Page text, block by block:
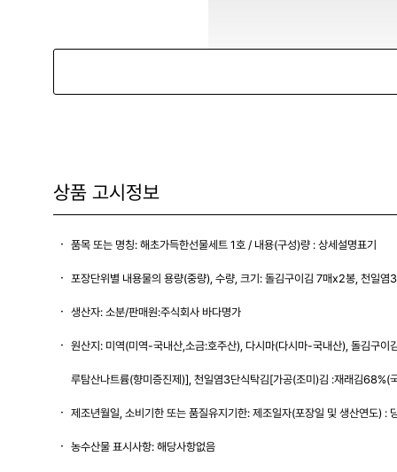
상품 고시정보
품목 또는 명칭: 해초가득한선물세트 1호 / 내용(구성)량 : 상세설명표기
포장단위별 내용물의 용량(중량), 수량, 크기: 돌김구이김 7매x2봉, 천
생산자: 소분/판매원:주식회사 바다명가
원산지: 미역(미역-국내산,소금:호주산), 다시마(다시마-국내산), 돌김구
루탐산나트륨(향미증진제)], 천일염3단식탁김[가공(조미)김 :재래김
제조년월일, 소비기한 또는 품질유지기한: 제조일자(포장일 및 생산연도) :
농수산물 표시사항: 해당사항없음